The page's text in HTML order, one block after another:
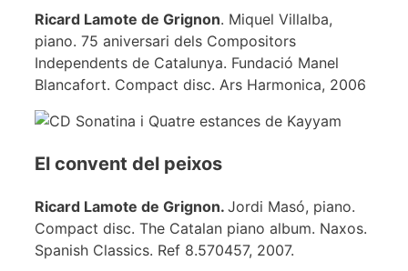
Ricard Lamote de Grignon. Miquel Villalba,
piano. 75 aniversari dels Compositors
Independents de Catalunya. Fundació Manel
Blancafort. Compact disc. Ars Harmonica, 2006
El convent del peixos
Ricard Lamote de Grignon. Jordi Masó, piano.
Compact disc. The Catalan piano album. Naxos.
Spanish Classics. Ref 8.570457, 2007.